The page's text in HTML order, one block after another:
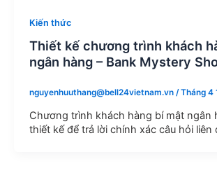
Kiến thức
Thiết kế chương trình khách
ngân hàng – Bank Mystery
nguyenhuuthang@bell24vietnam.vn /Tháng 4
Chương trình khách hàng bí mật ngân
thiết kế để trả lời chính xác câu hỏi liên